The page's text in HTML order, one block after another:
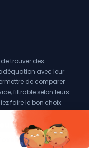
trouver des
avec leur
de comparer
filtrable selon leurs
faire le bon choix